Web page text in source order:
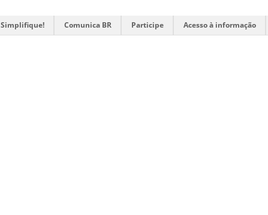
Simplifique! Comunica BR Participe Acesso à informação